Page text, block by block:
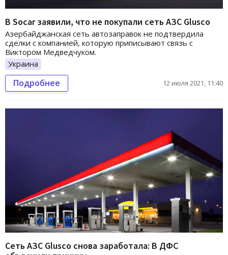
В Socar заявили, что не покупали сеть АЗС Glusco
Азербайджанская сеть автозаправок не подтвердила
сделки с компанией, которую приписывают связь с
Виктором Медведчуком.
Украина
Подробнее 12 июля 2021, 11:40
Сеть АЗС Glusco снова заработала: В ДФС